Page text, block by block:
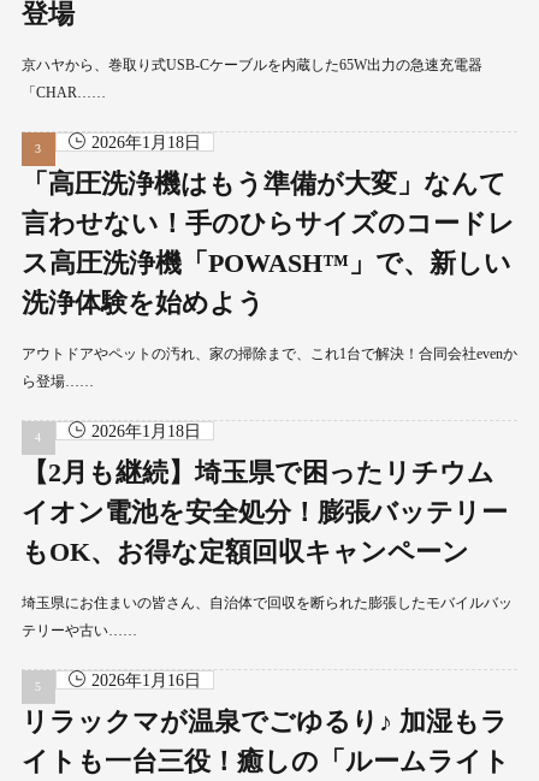
登場
京ハヤから、巻取り式USB-Cケーブルを内蔵した65W出力の急速充電器
「CHAR……
2026年1月18日
「高圧洗浄機はもう準備が大変」なんて
言わせない！手のひらサイズのコードレ
ス高圧洗浄機「POWASH™」で、新しい
洗浄体験を始めよう
アウトドアやペットの汚れ、家の掃除まで、これ1台で解決！合同会社evenか
ら登場……
2026年1月18日
【2月も継続】埼玉県で困ったリチウム
イオン電池を安全処分！膨張バッテリー
もOK、お得な定額回収キャンペーン
埼玉県にお住まいの皆さん、自治体で回収を断られた膨張したモバイルバッ
テリーや古い……
2026年1月16日
リラックマが温泉でごゆるり♪ 加湿もラ
イトも一台三役！癒しの「ルームライト